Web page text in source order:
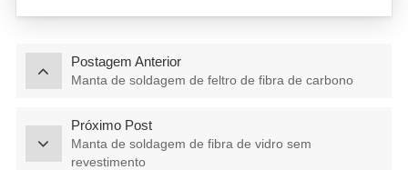
Postagem Anterior
Manta de soldagem de feltro de fibra de carbono
Próximo Post
Manta de soldagem de fibra de vidro sem
revestimento